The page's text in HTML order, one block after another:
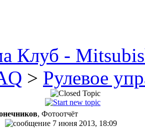
Клуб -
> Рулевое
, Фотоотчёт
7 июня 2013, 18:09